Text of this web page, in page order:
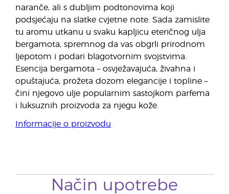
naranče, ali s dubljim podtonovima koji
podsjećaju na slatke cvjetne note. Sada zamislite
tu aromu utkanu u svaku kapljicu eteričnog ulja
bergamota, spremnog da vas obgrli prirodnom
ljepotom i podari blagotvornim svojstvima.
Esencija bergamota – osvježavajuća, živahna i
opuštajuća, prožeta dozom elegancije i topline –
čini njegovo ulje popularnim sastojkom parfema
i luksuznih proizvoda za njegu kože.
Informacije o proizvodu
Način upotrebe